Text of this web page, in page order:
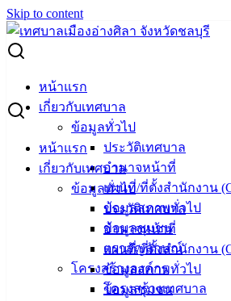
Skip to content
หน้าแรก
เกี่ยวกับเทศบาล
ข้อมูลทั่วไป
ประวัติเทศบาล
อำนาจหน้าที่
แผนที่/ที่ตั้งสำนักงาน
ข้อมูลสภาพทั่วไป
ข้อมูลชุมชน
ตราสัญลักษณ์
โครงสร้างองค์กร
โครงสร้างเทศบาล
หน้าแรก
เกี่ยวกับเทศบาล
ข้อมูลทั่วไป
ประวัติเทศบาล
อำนาจหน้าที่
แผนที่/ที่ตั้งสำนักงาน
ข้อมูลสภาพทั่วไป
ข้อมูลชุมชน
Search for:
ผู้ชนะการเสนอราคา ซ่อมรถยนต์ส่วนกล
ผู้ชนะการเสนอราคา ซ่อมร
กลาง ทะเบียน ขม 2403
มีนาคม 20, 2024 มีนาคม 20, 2024
ประกาศผู้ชนะ
ซ่อมรถยนต์ส่วนกลางดาวน์โหลด